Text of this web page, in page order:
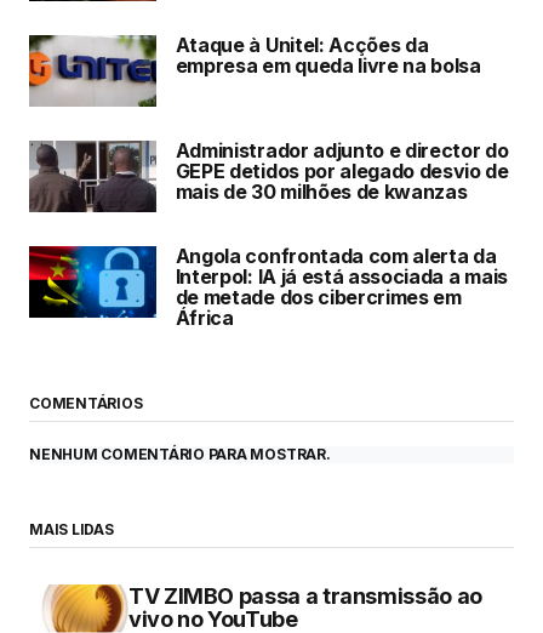
Ataque à Unitel: Acções da
empresa em queda livre na bolsa
Administrador adjunto e director do
GEPE detidos por alegado desvio de
mais de 30 milhões de kwanzas
Angola confrontada com alerta da
Interpol: IA já está associada a mais
de metade dos cibercrimes em
África
COMENTÁRIOS
NENHUM COMENTÁRIO PARA MOSTRAR.
MAIS LIDAS
TV ZIMBO passa a transmissão ao
vivo no YouTube